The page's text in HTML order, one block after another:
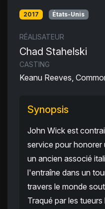
2017 États-Unis
RÉALISATEUR
Chad Stahelski
CASTING
Keanu Reeves,
Synopsis
John Wick est
service pour honorer
un ancien associé
l'entraîne dans un
travers le monde
Traqué par les